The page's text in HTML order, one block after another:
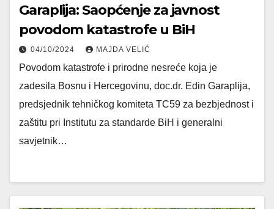
Garaplija: Saopćenje za javnost
povodom katastrofe u BiH
04/10/2024 MAJDA VELIĆ
Povodom katastrofe i prirodne nesreće koja je
zadesila Bosnu i Hercegovinu, doc.dr. Edin Garaplija,
predsjednik tehničkog komiteta TC59 za bezbjednost i
zaštitu pri Institutu za standarde BiH i generalni
savjetnik…